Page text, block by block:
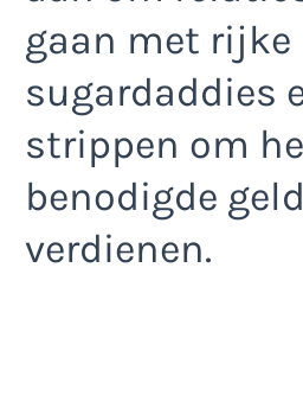
gaan met rijke
sugardaddies
strippen om
benodigde
verdienen.